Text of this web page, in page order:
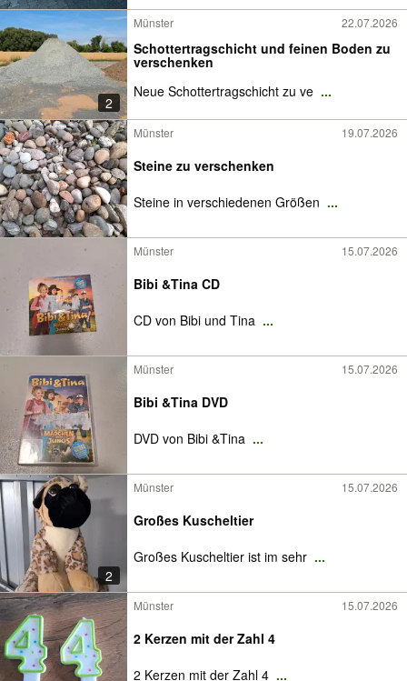
2
Münster 22.07.2026
Schottertragschicht und feinen Boden zu
verschenken
Neue Schottertragschicht zu ve ...
Münster 19.07.2026
Steine zu verschenken
Steine in verschiedenen Größen ...
Münster 15.07.2026
Bibi &Tina CD
CD von Bibi und Tina ...
Münster 15.07.2026
Bibi &Tina DVD
DVD von Bibi &Tina ...
2
Münster 15.07.2026
Großes Kuscheltier
Großes Kuscheltier ist im sehr ...
Münster 15.07.2026
2 Kerzen mit der Zahl 4
2 Kerzen mit der Zahl 4 ...